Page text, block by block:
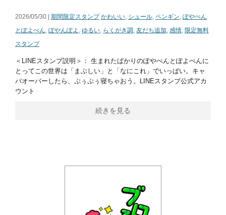
2026/05/30 | 期間限定スタンプ かわいい, シュール, ペンギン, ぽやぺん
とぽよぺん, ぽやんぽよ , ゆるい, らくがき調 , 友だち追加, 感情, 限定無料
スタンプ
＜LINEスタンプ説明＞： 生まれたばかりのぽやぺんとぽよぺんに
とってこの世界は「まぶしい」と「なにこれ」でいっぱい。キャ
パオーバーしたら、ぷぅぷぅ寝ちゃおう。LINEスタンプ公式アカ
ウント
続きを見る